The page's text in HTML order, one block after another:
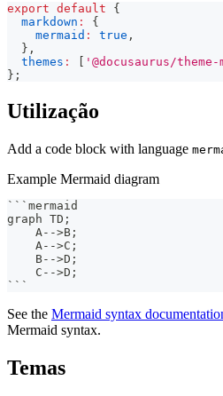
export default
{
markdown :
{
mermaid : true ,
} ,
themes : '@docusaurus/theme-
} ;
Utilização
Add a code block with language
Example Mermaid diagram
``` mermaid
graph TD;
    A-->B;
    A-->C;
    B-->D;
    C-->D;
```
See the Mermaid syntax
Mermaid syntax.
Temas